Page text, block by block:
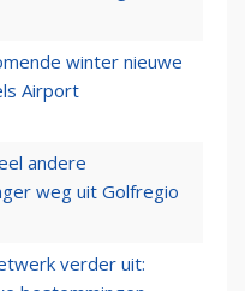
winter nieuwe
Airport
andere
weg uit Golfregio
verder uit: